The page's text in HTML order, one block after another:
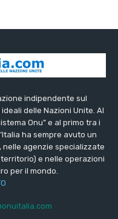
indipendente sul
delle Nazioni Unite. Al
Onu” e al primo tra i
ha sempre avuto un
agenzie specializzate
e nelle operazioni
per il mondo.